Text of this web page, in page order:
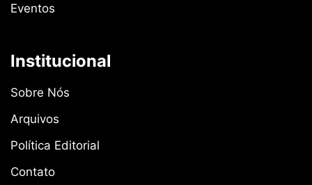
Eventos
Institucional
Sobre Nós
Arquivos
Política Editorial
Contato